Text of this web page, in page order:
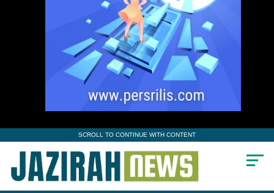
SCROLL TO CONTINUE WITH CONTENT